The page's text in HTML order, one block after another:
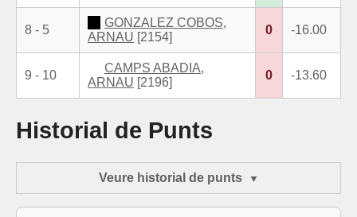
8 - 5
GONZALEZ COBOS,
ARNAU [2154]
0 -16.00
9 - 10
CAMPS ABADIA,
ARNAU [2196]
0 -13.60
Historial de Punts
Veure historial de punts